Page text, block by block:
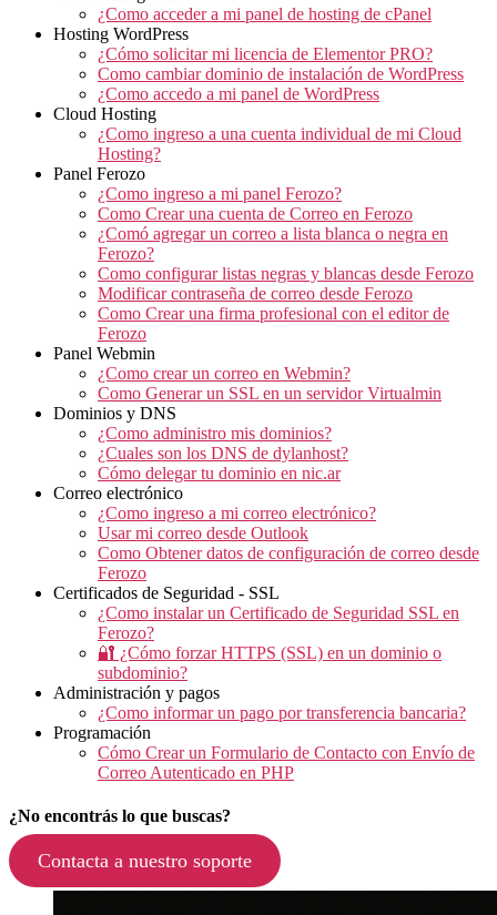
¿Como acceder a mi panel de hosting de cPanel
Hosting WordPress
¿Cómo solicitar mi licencia de Elementor PRO?
Como cambiar dominio de instalación de WordPress
¿Como accedo a mi panel de WordPress
Cloud Hosting
¿Como ingreso a una cuenta individual de mi Cloud
Hosting?
Panel Ferozo
¿Como ingreso a mi panel Ferozo?
Como Crear una cuenta de Correo en Ferozo
¿Comó agregar un correo a lista blanca o negra en
Ferozo?
Como configurar listas negras y blancas desde Ferozo
Modificar contraseña de correo desde Ferozo
Como Crear una firma profesional con el editor de
Ferozo
Panel Webmin
¿Como crear un correo en Webmin?
Como Generar un SSL en un servidor Virtualmin
Dominios y DNS
¿Como administro mis dominios?
¿Cuales son los DNS de dylanhost?
Cómo delegar tu dominio en nic.ar
Correo electrónico
¿Como ingreso a mi correo electrónico?
Usar mi correo desde Outlook
Como Obtener datos de configuración de correo desde
Ferozo
Certificados de Seguridad - SSL
¿Como instalar un Certificado de Seguridad SSL en
Ferozo?
🔐 ¿Cómo forzar HTTPS (SSL) en un dominio o
subdominio?
Administración y pagos
¿Como informar un pago por transferencia bancaria?
Programación
Cómo Crear un Formulario de Contacto con Envío de
Correo Autenticado en PHP
¿No encontrás lo que buscas?
Contacta a nuestro soporte